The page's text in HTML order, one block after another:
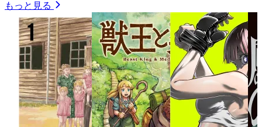
もっと見る